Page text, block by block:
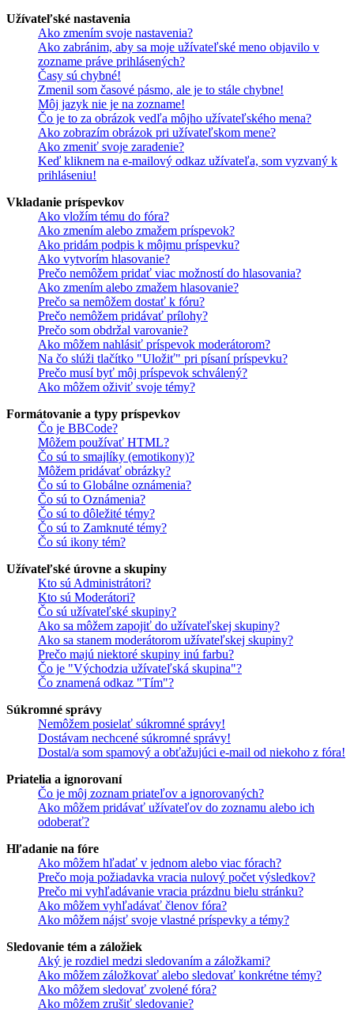
Užívateľské nastavenia
Ako zmením svoje nastavenia?
Ako zabránim, aby sa moje užívateľské meno objavilo v
zozname práve prihlásených?
Časy sú chybné!
Zmenil som časové pásmo, ale je to stále chybne!
Môj jazyk nie je na zozname!
Čo je to za obrázok vedľa môjho užívateľského mena?
Ako zobrazím obrázok pri užívateľskom mene?
Ako zmeniť svoje zaradenie?
Keď kliknem na e-mailový odkaz užívateľa, som vyzvaný k
prihláseniu!
Vkladanie príspevkov
Ako vložím tému do fóra?
Ako zmením alebo zmažem príspevok?
Ako pridám podpis k môjmu príspevku?
Ako vytvorím hlasovanie?
Prečo nemôžem pridať viac možností do hlasovania?
Ako zmením alebo zmažem hlasovanie?
Prečo sa nemôžem dostať k fóru?
Prečo nemôžem pridávať prílohy?
Prečo som obdržal varovanie?
Ako môžem nahlásiť príspevok moderátorom?
Na čo slúži tlačítko "Uložiť" pri písaní príspevku?
Prečo musí byť môj príspevok schválený?
Ako môžem oživiť svoje témy?
Formátovanie a typy príspevkov
Čo je BBCode?
Môžem používať HTML?
Čo sú to smajlíky (emotikony)?
Môžem pridávať obrázky?
Čo sú to Globálne oznámenia?
Čo sú to Oznámenia?
Čo sú to dôležité témy?
Čo sú to Zamknuté témy?
Čo sú ikony tém?
Užívateľské úrovne a skupiny
Kto sú Administrátori?
Kto sú Moderátori?
Čo sú užívateľské skupiny?
Ako sa môžem zapojiť do užívateľskej skupiny?
Ako sa stanem moderátorom užívateľskej skupiny?
Prečo majú niektoré skupiny inú farbu?
Čo je "Východzia užívateľská skupina"?
Čo znamená odkaz "Tím"?
Súkromné správy
Nemôžem posielať súkromné správy!
Dostávam nechcené súkromné správy!
Dostal/a som spamový a obťažujúci e-mail od niekoho z fóra!
Priatelia a ignorovaní
Čo je môj zoznam priateľov a ignorovaných?
Ako môžem pridávať užívateľov do zoznamu alebo ich
odoberať?
Hľadanie na fóre
Ako môžem hľadať v jednom alebo viac fórach?
Prečo moja požiadavka vracia nulový počet výsledkov?
Prečo mi vyhľadávanie vracia prázdnu bielu stránku?
Ako môžem vyhľadávať členov fóra?
Ako môžem nájsť svoje vlastné príspevky a témy?
Sledovanie tém a záložiek
Aký je rozdiel medzi sledovaním a záložkami?
Ako môžem záložkovať alebo sledovať konkrétne témy?
Ako môžem sledovať zvolené fóra?
Ako môžem zrušiť sledovanie?